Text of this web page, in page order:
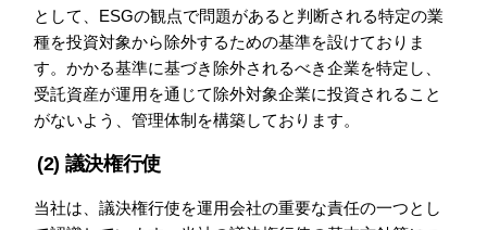
として、ESGの観点で問題があると判断される特定の業
種を投資対象から除外するための基準を設けておりま
す。かかる基準に基づき除外されるべき企業を特定し、
受託資産が運用を通じて除外対象企業に投資されること
がないよう、管理体制を構築しております。
(2) 議決権行使
当社は、議決権行使を運用会社の重要な責任の一つとし